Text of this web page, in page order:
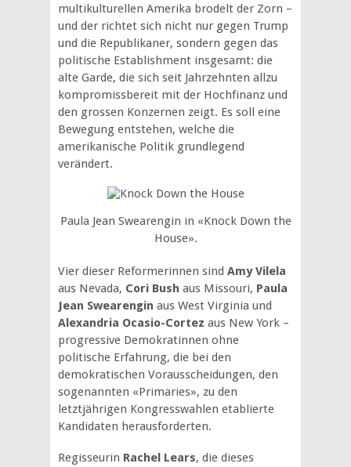
multikulturellen Amerika brodelt der Zorn –
und der richtet sich nicht nur gegen Trump
und die Republikaner, sondern gegen das
politische Establishment insgesamt: die
alte Garde, die sich seit Jahrzehnten allzu
kompromissbereit mit der Hochfinanz und
den grossen Konzernen zeigt. Es soll eine
Bewegung entstehen, welche die
amerikanische Politik grundlegend
verändert.
Paula Jean Swearengin in «Knock Down the
House».
Vier dieser Reformerinnen sind Amy Vilela
aus Nevada, Cori Bush aus Missouri, Paula
Jean Swearengin aus West Virginia und
Alexandria Ocasio-Cortez aus New York –
progressive Demokratinnen ohne
politische Erfahrung, die bei den
demokratischen Vorausscheidungen, den
sogenannten «Primaries», zu den
letztjährigen Kongresswahlen etablierte
Kandidaten herausforderten.
Regisseurin Rachel Lears, die dieses